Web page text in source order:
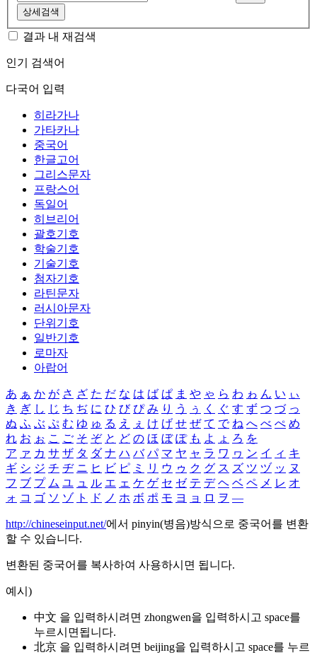
상세검색
결과 내 재검색
인기 검색어
다국어 입력
히라가나
가타카나
중국어
한글고어
그리스문자
프랑스어
독일어
히브리어
괄호기호
학술기호
기술기호
첨자기호
라틴문자
러시아문자
단위기호
일반기호
로마자
아랍어
あ ぁ か が さ ざ た だ な は ば ぱ ま や ゃ ら わ ゎ ん い ぃ
き ぎ し じ ち ぢ に ひ び ぴ み り う ぅ く ぐ す ず つ づ っ
ぬ ふ ぶ ぷ む ゆ ゅ る え ぇ け げ せ ぜ て で ね へ べ ぺ め
れ お ぉ こ ご そ ぞ と ど の ほ ぼ ぽ も よ ょ ろ を
ア ァ カ サ ザ タ ダ ナ ハ バ パ マ ヤ ャ ラ ワ ヮ ン イ ィ キ
ギ シ ジ チ ヂ ニ ヒ ビ ピ ミ リ ウ ゥ ク グ ス ズ ツ ヅ ッ ヌ
フ ブ プ ム ユ ュ ル エ ェ ケ ゲ セ ゼ テ デ ヘ ベ ペ メ レ オ
ォ コ ゴ ソ ゾ ト ド ノ ホ ボ ポ モ ヨ ョ ロ ヲ ―
http://chineseinput.net/에서 pinyin(병음)방식으로 중국어를 변환
할 수 있습니다.
변환된 중국어를 복사하여 사용하시면 됩니다.
예시)
中文 을 입력하시려면 zhongwen을 입력하시고 space를
누르시면됩니다.
北京 을 입력하시려면 beijing을 입력하시고 space를 누르